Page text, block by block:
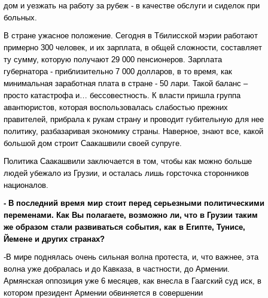
дом и уезжать на работу за рубеж - в качестве обслуги и сиделок при
больных.
В стране ужасное положение. Сегодня в Тбилисской мэрии работают
примерно 300 человек, и их зарплата, в общей сложности, составляет
ту сумму, которую получают 29 000 пенсионеров. Зарплата
губернатора - приблизительно 7 000 долларов, в то время, как
минимальная заработная плата в стране - 50 лари. Такой баланс –
просто катастрофа и… бессовестность. К власти пришла группа
авантюристов, которая воспользовалась слабостью прежних
правителей, прибрала к рукам страну и проводит губительную для нее
политику, разбазаривая экономику страны. Наверное, знают все, какой
большой дом строит Саакашвили своей супруге.
Политика Саакашвили заключается в том, чтобы как можно больше
людей убежало из Грузии, и осталась лишь горсточка сторонников
националов.
- В последний время мир стоит перед серьезными политическими
переменами. Как Вы полагаете, возможно ли, что в Грузии таким
же образом стали развиваться события, как в Египте, Тунисе,
Йемене и других странах?
-В мире поднялась очень сильная волна протеста, и, что важнее, эта
волна уже добралась и до Кавказа, в частности, до Армении.
Армянская оппозиция уже 6 месяцев, как внесла в Гаагский суд иск, в
котором президент Армении обвиняется в совершении